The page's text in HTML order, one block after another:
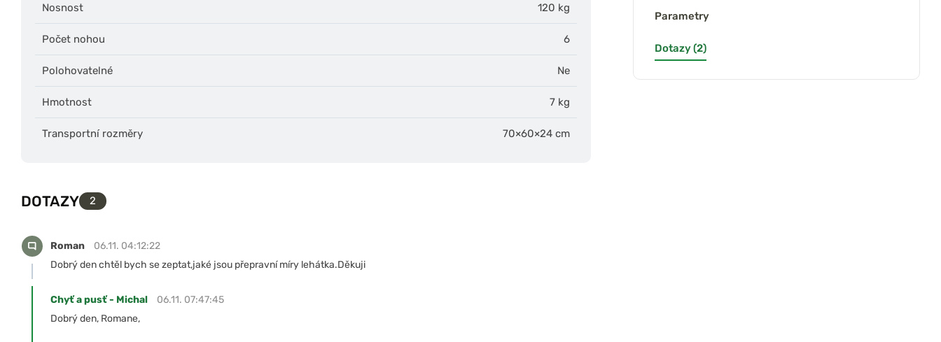
Nosnost 120 kg
Počet nohou 6
Polohovatelné Ne
Hmotnost 7 kg
Transportní rozměry 70×60×24 cm
DOTAZY 2
Roman
06.11. 04:12:22
Dobrý den chtěl bych se zeptat,jaké jsou přepravní míry lehátka.Děkuji
Chyť a pusť - Michal
06.11. 07:47:45
Dobrý den, Romane,
Parametry
Dotazy (2)